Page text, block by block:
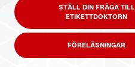
STÄLL DIN FRÅGA TILL
ETIKETTDOKTORN
FÖRELÄSNINGAR